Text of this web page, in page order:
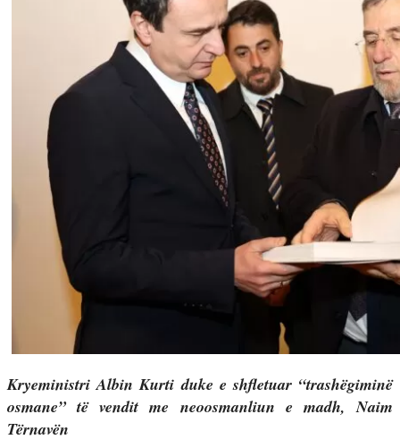
Kryeministri Albin Kurti duke e shfletuar “trashëgiminë
osmane” të vendit me neoosmanliun e madh, Naim
Tërnavën